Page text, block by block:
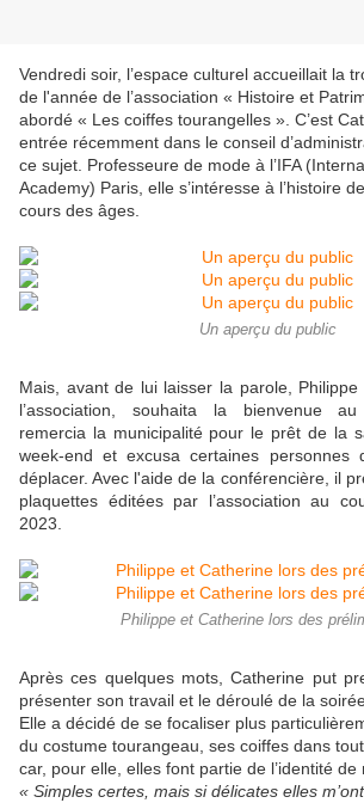
Vendredi soir, l’espace culturel accueillait la
de l'année de l’association « Histoire et
abordé « Les coiffes tourangelles ». C’est
entrée récemment dans le conseil
ce sujet. Professeure de mode à l’IFA
Academy) Paris, elle s’intéresse à l’histoire
cours des âges.
Un aperçu du public
Mais, avant de lui laisser la parole,
l’association, souhaita la bienvenue
remercia la municipalité pour le prêt de la
week-end et excusa certaines personnes
déplacer. Avec l'aide de la conférencière, il
plaquettes éditées par l’association au
2023.
Philippe et Catherine lors des
Après ces quelques mots, Catherine put
présenter son travail et le déroulé de la
Elle a décidé de se focaliser plus
du costume tourangeau, ses coiffes dans
car, pour elle, elles font partie de l’identité de
« Simples certes, mais si délicates elles